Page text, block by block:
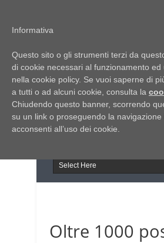
Italia Notizie
Giornale di Basilicata
Giornale di Puglia
INFORMAPUGLIA
Il portale n.1 del
in Puglia
Oltre 1000
Informativa
Questo sito o gli strumenti terzi da
di cookie necessari al funzionamento ed
nella cookie policy. Se vuoi saperne di
a tutti o ad alcuni cookie, consulta la
Chiudendo questo banner, scorrendo
su un link o proseguendo la navigazione
acconsenti all’uso dei cookie.